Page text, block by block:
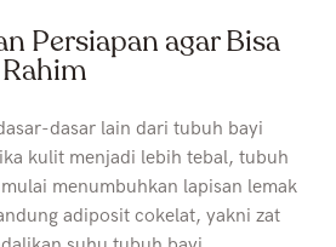
Persiapan agar Bisa
dasar lain dari tubuh bayi
kulit menjadi lebih tebal, tubuh
menumbuhkan lapisan lemak
adiposit cokelat, yakni zat